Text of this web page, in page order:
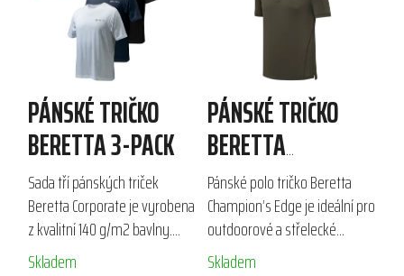
PÁNSKÉ TRIČKO
BERETTA 3-PACK
Sada tří pánských triček
Beretta Corporate je vyrobena
z kvalitní 140 g/m2 bavlny.
Ideální pro outdoorové
Skladem
PÁNSKÉ TRIČKO
BERETTA
CHAMPION´S EDGE
POLO
Pánské polo tričko Beretta
Champion’s Edge je ideální pro
outdoorové a střelecké
aktivity. Vyrobeno z technické
Skladem